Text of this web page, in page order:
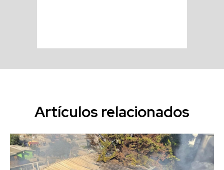
Artículos relacionados